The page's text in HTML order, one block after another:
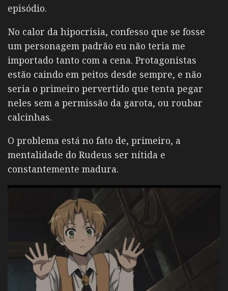
episódio.
No calor da hipocrisia, confesso que se fosse
um personagem padrão eu não teria me
importado tanto com a cena. Protagonistas
estão caindo em peitos desde sempre, e não
seria o primeiro pervertido que tenta pegar
neles sem a permissão da garota, ou roubar
calcinhas.
O problema está no fato de, primeiro, a
mentalidade do Rudeus ser nítida e
constantemente madura.